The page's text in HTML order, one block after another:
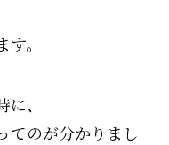
。
、
てのが分かりまし